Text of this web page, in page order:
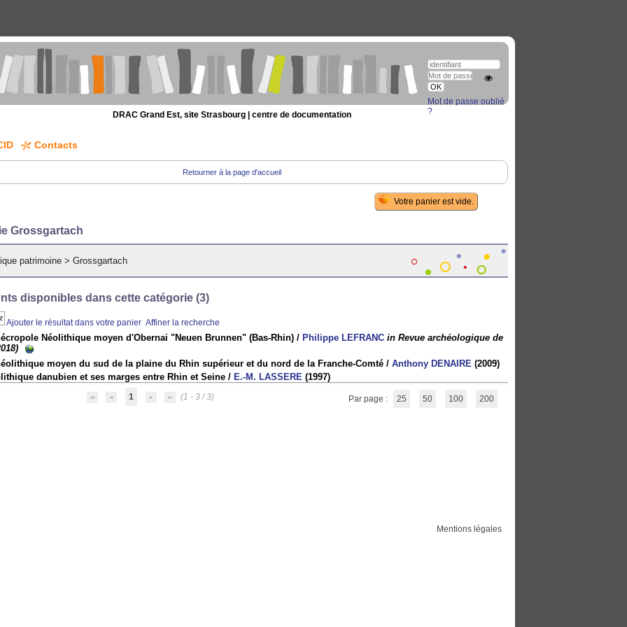
DRAC Grand Est, site Strasbourg | centre de documentation
Contacts
Retourner à la page d'accueil
Grossgartach
patrimoine >Grossgartach
disponibles dans cette catégorie (3)
Ajouter le résultat dans votre panier Affiner la recherche
Néolithique moyen d'Obernai "Neuen Brunnen" (Bas-Rhin) / Philippe LEFRANC in Revue archéologique de
moyen du sud de la plaine du Rhin supérieur et du nord de la Franche-Comté /Anthony DENAIRE (2009)
danubien et ses marges entre Rhin et Seine / E.-M. LASSERE (1997)
1 (1 - 3 / 3) Par page : 25 50 100 200
Mentions légales
Mot de passe oublié
?